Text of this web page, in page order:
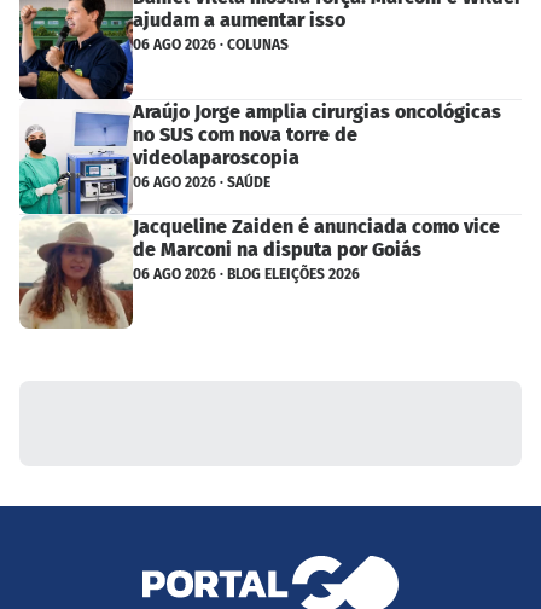
ajudam a aumentar isso
06 AGO 2026 · COLUNAS
Araújo Jorge amplia cirurgias oncológicas
no SUS com nova torre de
videolaparoscopia
06 AGO 2026 · SAÚDE
Jacqueline Zaiden é anunciada como vice
de Marconi na disputa por Goiás
06 AGO 2026 · BLOG ELEIÇÕES 2026